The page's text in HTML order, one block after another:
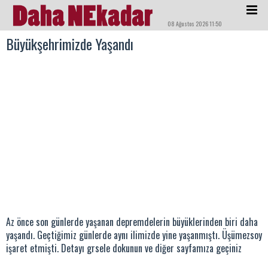
08 Ağustos 2026 11:50
Büyükşehrimizde Yaşandı
Az önce son günlerde yaşanan depremdelerin büyüklerinden biri daha
yaşandı. Geçtiğimiz günlerde aynı ilimizde yine yaşanmıştı. Üşümezsoy
işaret etmişti. Detayı grsele dokunun ve diğer sayfamıza geçiniz